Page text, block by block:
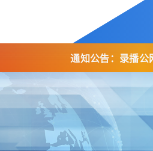
通知公告：录播公